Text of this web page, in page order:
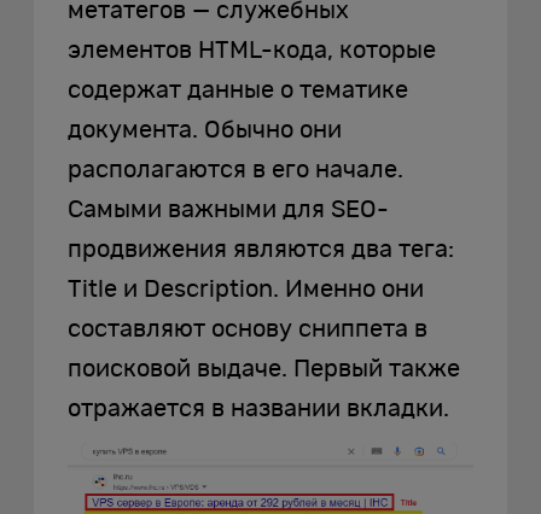
метатегов — служебных
элементов HTML-кода, которые
содержат данные о тематике
документа. Обычно они
располагаются в его начале.
Самыми важными для SEO-
продвижения являются два тега:
Title и Description. Именно они
составляют основу сниппета в
поисковой выдаче. Первый также
отражается в названии вкладки.